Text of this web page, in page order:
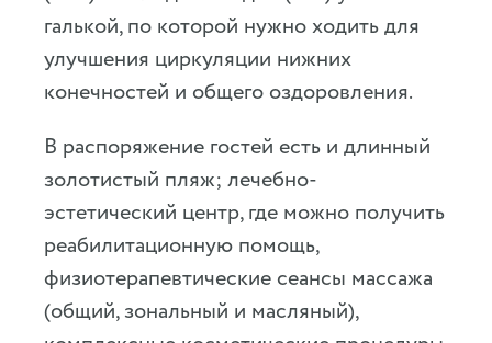
галькой, по которой нужно ходить для
улучшения циркуляции нижних
конечностей и общего оздоровления.
В распоряжение гостей есть и длинный
золотистый пляж; лечебно-
эстетический центр, где можно получить
реабилитационную помощь,
физиотерапевтические сеансы массажа
(общий, зональный и масляный),